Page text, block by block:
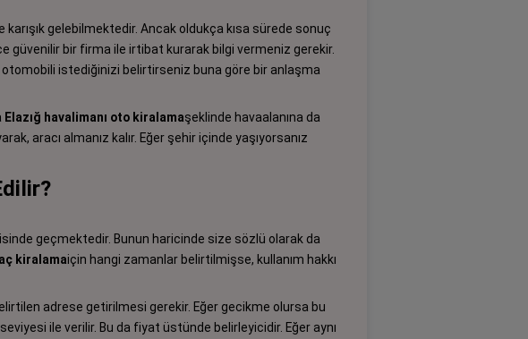
gelebilmektedir. Ancak oldukça kısa sürede sonuç
güvenilir bir firma ile irtibat kurarak bilgi vermeniz gerekir.
otomobili istediğinizi belirtirseniz buna göre bir anlaşma
Elazığ havalimanı oto kiralamaşeklinde havaalanına da
aracı almanız kalır. Eğer şehir içinde yaşıyorsanız
geçmektedir. Bunun haricinde size sözlü olarak da
kiralamaiçin hangi zamanlar belirtilmişse, kullanım hakkı
adrese getirilmesi gerekir. Eğer gecikme olursa bu
ile verilir. Bu da fiyat üstünde belirleyicidir. Eğer aynı